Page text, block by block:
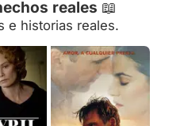
reales 📖
e historias reales.